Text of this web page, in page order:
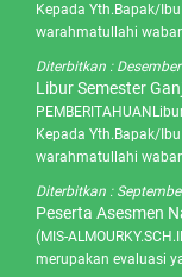
Kepada Yth.Bapak/
warahmatullahi
Diterbitkan :
Libur Semester
Kepada Yth.Bapak/
warahmatullahi
Diterbitkan :
Peserta Asesmen
(MIS-
merupakan evaluasi